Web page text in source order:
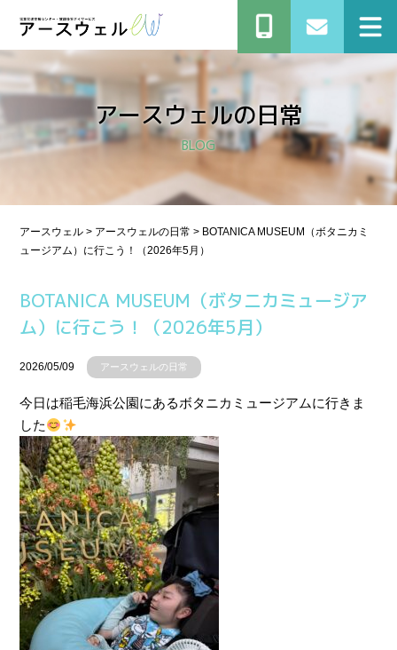
アースウェルの⽇常
BLOG
アースウェル > アースウェルの⽇常 > BOTANICA MUSEUM（ボタニカミ
ュージアム）に行こう！（2026年5月）
BOTANICA MUSEUM（ボタニカミュージア
ム）に行こう！（2026年5月）
2026/05/09 アースウェルの⽇常
今日は稲毛海浜公園にあるボタニカミュージアムに行きま
した